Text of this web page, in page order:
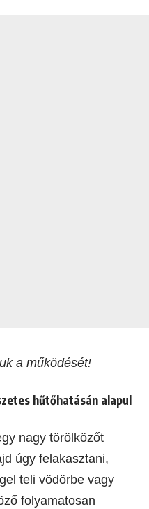
a működését!
hűtőhatásán alapul
nagy törölközőt
úgy felakasztani,
teli vödörbe vagy
folyamatosan